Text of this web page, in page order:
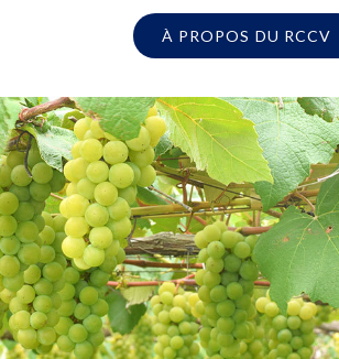
À PROPOS DU RCCV